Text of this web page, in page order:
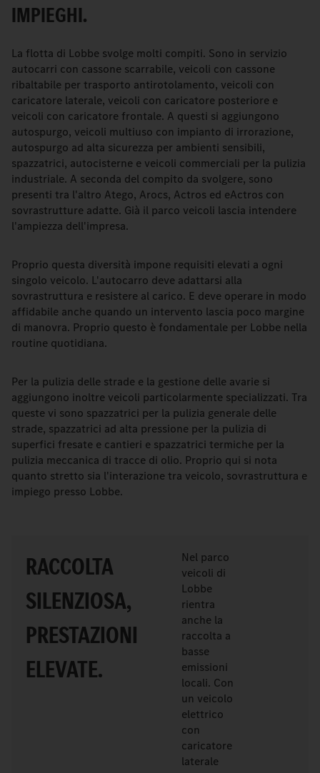
IMPIEGHI.
La flotta di Lobbe svolge molti compiti. Sono in servizio
autocarri con cassone scarrabile, veicoli con cassone
ribaltabile per trasporto antirotolamento, veicoli con
caricatore laterale, veicoli con caricatore posteriore e
veicoli con caricatore frontale. A questi si aggiungono
autospurgo, veicoli multiuso con impianto di irrorazione,
autospurgo ad alta sicurezza per ambienti sensibili,
spazzatrici, autocisterne e veicoli commerciali per la pulizia
industriale. A seconda del compito da svolgere, sono
presenti tra l'altro Atego, Arocs, Actros ed eActros con
sovrastrutture adatte. Già il parco veicoli lascia intendere
l'ampiezza dell'impresa.
Proprio questa diversità impone requisiti elevati a ogni
singolo veicolo. L'autocarro deve adattarsi alla
sovrastruttura e resistere al carico. E deve operare in modo
affidabile anche quando un intervento lascia poco margine
di manovra. Proprio questo è fondamentale per Lobbe nella
routine quotidiana.
Per la pulizia delle strade e la gestione delle avarie si
aggiungono inoltre veicoli particolarmente specializzati. Tra
queste vi sono spazzatrici per la pulizia generale delle
strade, spazzatrici ad alta pressione per la pulizia di
superfici fresate e cantieri e spazzatrici termiche per la
pulizia meccanica di tracce di olio. Proprio qui si nota
quanto stretto sia l'interazione tra veicolo, sovrastruttura e
impiego presso Lobbe.
RACCOLTA
SILENZIOSA,
PRESTAZIONI
ELEVATE.
Nel parco
veicoli di
Lobbe
rientra
anche la
raccolta a
basse
emissioni
locali. Con
un veicolo
elettrico
con
caricatore
laterale